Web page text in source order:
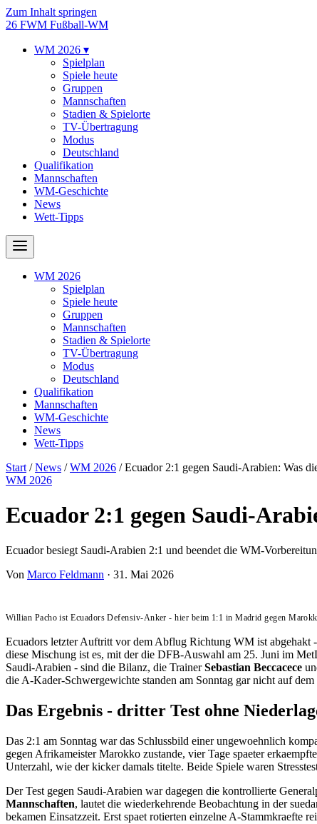
Zum Inhalt springen
26 FWM Fußball-WM
WM 2026 ▾
Spielplan
Spiele heute
Gruppen
Mannschaften
Stadien & Spielorte
TV-Übertragung
Modus
Deutschland
Qualifikation
Mannschaften
WM-Geschichte
News
Wett-Tipps
WM 2026
Spielplan
Spiele heute
Gruppen
Mannschaften
Stadien & Spielorte
TV-Übertragung
Modus
Deutschland
Qualifikation
Mannschaften
WM-Geschichte
News
Wett-Tipps
Start /News /WM 2026 /Ecuador 2:1 gegen Saudi-Arabien: Was
WM 2026
Ecuador 2:1 gegen Saudi-
Ecuador besiegt Saudi-Arabien 2:1 und beendet die WM-
Von Marco Feldmann · 31. Mai 2026
Willian Pacho ist Ecuadors Defensiv-Anker - hier beim 1:1 in Madrid gegen
Ecuadors letzter Auftritt vor dem Abflug Richtung WM ist abgehakt
diese Mischung ist es, mit der die DFB-Auswahl am 25. Juni im
Saudi-Arabien - sind die Bilanz, die TrainerSebastian Beccacece
die A-Kader-Schwergewichte standen am Sonntag gar nicht auf dem
Das Ergebnis - dritter Test ohne
Das 2:1 am Sonntag war das Schlussbild einer ungewoehnlich
gegen Afrikameister Marokko zustande, vier Tage spaeter
Unterzahl, wie der kicker damals titelte. Beide Spiele waren
Der Test gegen Saudi-Arabien war dagegen die kontrollierte
Mannschaften, lautet die wiederkehrende Beobachtung in der
bekamen Einsatzzeit. Erst spaet rotierten einzelne A-Stammkraefte